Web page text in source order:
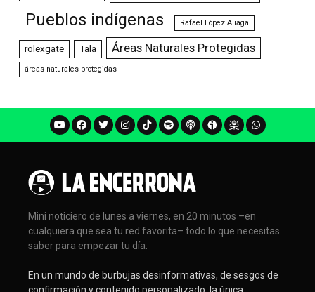
Pueblos indígenas Rafael López Aliaga
rolexgate Tala Áreas Naturales Protegidas
áreas naturales protegidas
Mini noticiero de lunes a viernes, en 20 minutos –en
cualquiera que sea tu red favorita– todo lo que necesitas
saber para empezar tu día.
En un mundo de burbujas desinformativas, de sesgos de